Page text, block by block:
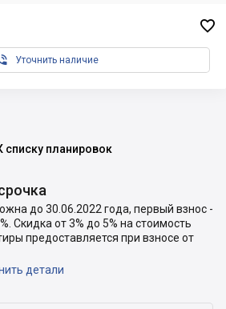

Уточнить наличие
списку планировок
до 30.06.2022 года, первый взнос -
Скидка от 3% до 5% на стоимость
предоставляется при взносе от
детали